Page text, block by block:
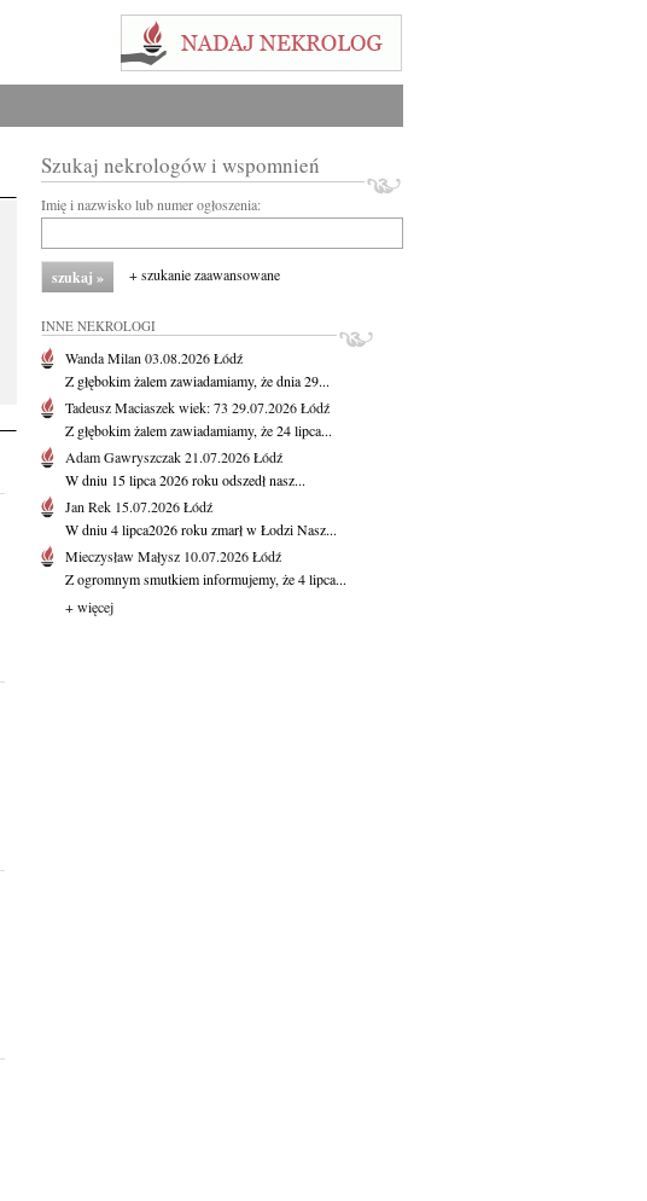
Szukaj nekrologów i wspomnień
Imię i nazwisko lub numer ogłoszenia:
+ szukanie zaawansowane
INNE NEKROLOGI
Wanda Milan 03.08.2026Łódź
Z głębokim żalem zawiadamiamy, że dnia 29...
Tadeusz Maciaszekwiek: 73 29.07.2026Łódź
Z głębokim żalem zawiadamiamy, że 24 lipca...
Adam Gawryszczak21.07.2026Łódź
W dniu 15 lipca 2026 roku odszedł nasz...
Jan Rek 15.07.2026Łódź
W dniu 4 lipca2026 roku zmarł w Łodzi Nasz...
Mieczysław Małysz 10.07.2026Łódź
Z ogromnym smutkiem informujemy, że 4 lipca...
+ więcej